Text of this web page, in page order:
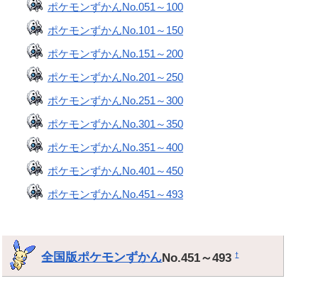
ポケモンずかんNo.051～100
ポケモンずかんNo.101～150
ポケモンずかんNo.151～200
ポケモンずかんNo.201～250
ポケモンずかんNo.251～300
ポケモンずかんNo.301～350
ポケモンずかんNo.351～400
ポケモンずかんNo.401～450
ポケモンずかんNo.451～493
全国版ポケモンずかんNo.451～493†